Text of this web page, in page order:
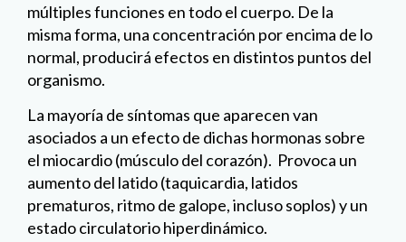
múltiples funciones en todo el cuerpo. De la
misma forma, una concentración por encima de lo
normal, producirá efectos en distintos puntos del
organismo.
La mayoría de síntomas que aparecen van
asociados a un efecto de dichas hormonas sobre
el miocardio (músculo del corazón). Provoca un
aumento del latido (taquicardia, latidos
prematuros, ritmo de galope, incluso soplos) y un
estado circulatorio hiperdinámico.